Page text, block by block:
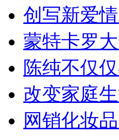
创写新爱
蒙特卡罗
陈纯不仅
改变家庭
网销化妆